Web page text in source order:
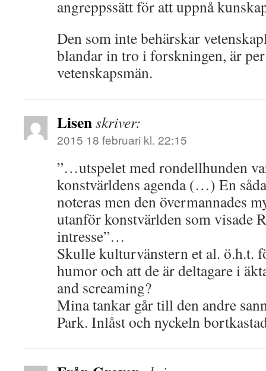
angreppssätt för att uppnå
Den som inte behärskar
blandar in tro i forskningen, är
vetenskapsmän.
Lisenskriver:
2015 18 februari kl. 22:15
”…utspelet med rondellhunden
konstvärldens agenda (…) En
noteras men den övermannades
utanför konstvärlden som visade
intresse”…
Skulle kulturvänstern et al. ö.h.t.
humor och att de är deltagare i
and screaming?
Mina tankar går till den andre
Park. Inlåst och nyckeln